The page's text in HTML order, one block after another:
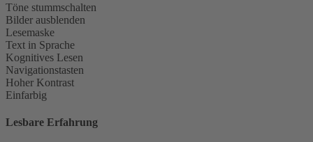
Töne stummschalten
Bilder ausblenden
Lesemaske
Text in Sprache
Kognitives Lesen
Navigationstasten
Hoher Kontrast
Einfarbig
Lesbare Erfahrung